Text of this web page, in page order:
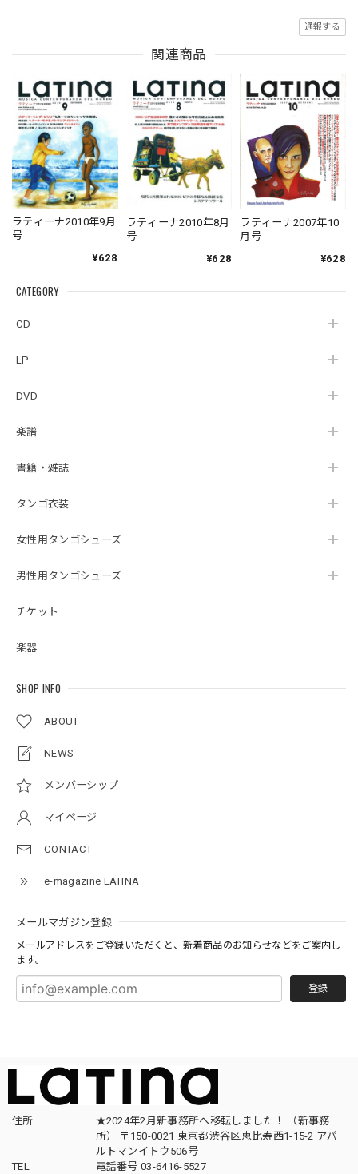
CATEGORY
CD
LP
DVD
楽譜
書籍・雑誌
タンゴ衣装
女性用タンゴシューズ
男性用タンゴシューズ
チケット
楽器
SHOP INFO
ABOUT
NEWS
メンバーシップ
マイページ
CONTACT
e-magazine LATINA
メールマガジン登録
メールアドレスをご登録いただくと、新着商品のお知らせなどをご案内し
ます。
登録
通報する
関連商品
ラティーナ2010年9月
号
¥628
ラティーナ2010年8月
号
¥628
ラティーナ2007年10
月号
¥628
住所
★2024年2月新事務所へ移転しました！ （新事務
所） 〒150-0021 東京都渋谷区恵比寿西1-15-2 アパ
ルトマンイトウ506号
TEL
電話番号 03-6416-5527